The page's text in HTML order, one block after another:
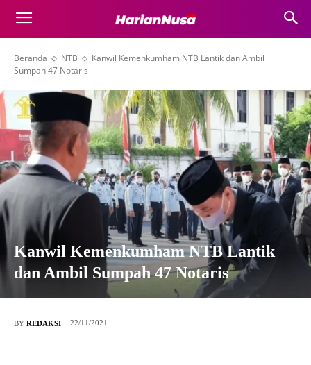
Beranda NTB
Kanwil Kemenkumham NTB Lantik dan Ambil
Sumpah 47 Notaris
Kanwil Kemenkumham NTB Lantik
dan Ambil Sumpah 47 Notaris
BY REDAKSI 22/11/2021